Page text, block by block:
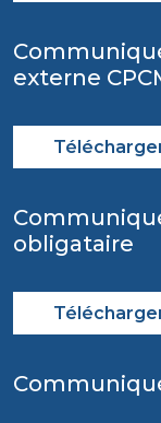
externe
obligataire